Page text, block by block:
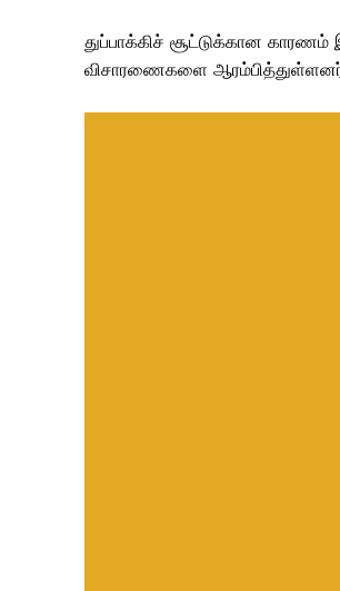
துப்பாக்கிச் சூட்டுக்கான
விசாரணைகளை